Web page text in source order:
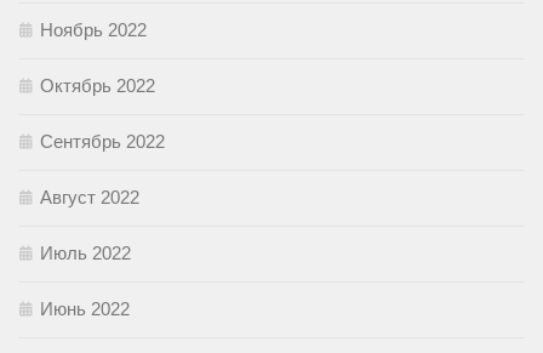
Ноябрь 2022
Октябрь 2022
Сентябрь 2022
Август 2022
Июль 2022
Июнь 2022